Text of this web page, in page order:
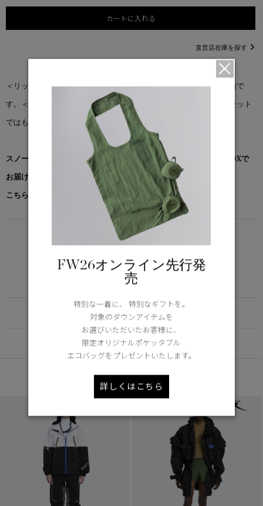
カートに入れる
直営店在庫を探す
＜リッジ シェル＞は、毎日の必需品として、季節の変わり目に最適で
す。＜リッジ パンツ＞と同じ素材、コンセプトで作られており、セット
ではもちろん、単体でもご着用いただけます。
スノーグース by カナダグース コレクション対象商品は、専用のBOXで
お届けいたします。
こちらの商品には、専用ガーメントが付属します。
LIGHTWEIGHT
5°C / -5°C
アクティブな活動に適した軽さ
Learn more about TEI
FUNCTION
DETAIL
あなたへのおすすめ
FW26オンライン先行発
売
特別な一着に、 特別なギフトを。
対象のダウンアイテムを
お選びいただいたお客様に、
限定オリジナルポケッタブル
エコバッグをプレゼントいたします。
詳しくはこちら